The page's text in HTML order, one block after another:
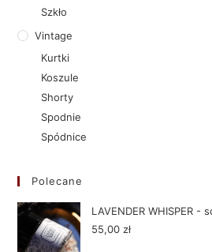
Szkło
Vintage
Kurtki
Koszule
Shorty
Spodnie
Spódnice
Polecane
LAVENDER WHISPER -
55,00 zł